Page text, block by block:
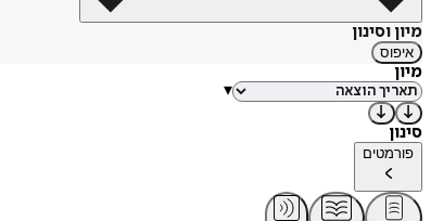
מיון וסינון
איפוס
מיון
▾
סינון
פורמטים